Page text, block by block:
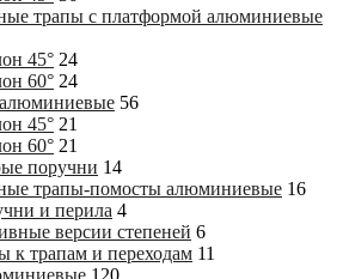
трапы с платформой алюминиевые
45° 24
60° 24
56
45° 21
60° 21
поручни 14
трапы-помосты алюминиевые 16
и перила 4
версии степеней 6
к трапам и переходам 11
120